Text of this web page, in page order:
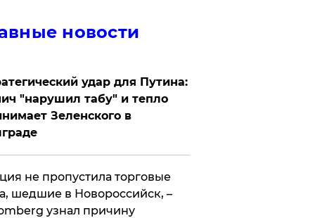
новости
удар для Путина:
"нарушил табу" и тепло
Зеленского в
не пропустила торговые
шедшие в Новороссийск, –
узнал причину